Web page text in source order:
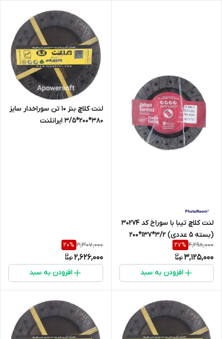
لنت کلاچ تیبا با سوراخ کد 30274
(بسته 5 عددی) 3/2*137*200
4,298,000
27%
3,125,000
افزودن به سبد
لنت کلاچ بنز 10 تن سوراخدار سایز
380*200*3/5 ایرانلنت
3,307,000
20%
2,626,000
افزودن به سبد